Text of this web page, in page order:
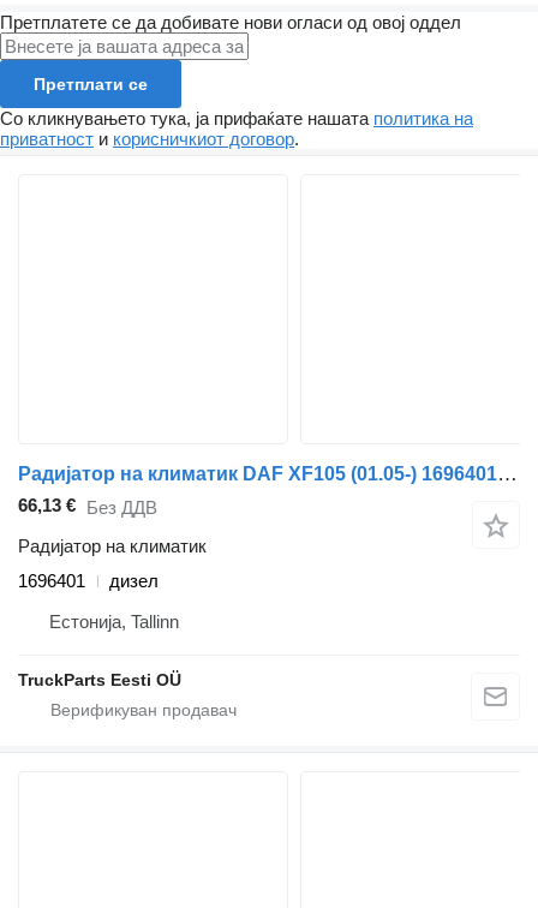
Претплатете се да добивате нови огласи од овој оддел
Претплати се
Со кликнувањето тука, ја прифаќате нашата политика на
приватност и корисничкиот договор.
Радијатор на климатик DAF XF105 (01.05-) 1696401 за камион влекач DAF XF95, XF105 (2001-2014)
66,13 € Без ДДВ
Радијатор на климатик
1696401
дизел
Естонија, Tallinn
TruckParts Eesti OÜ